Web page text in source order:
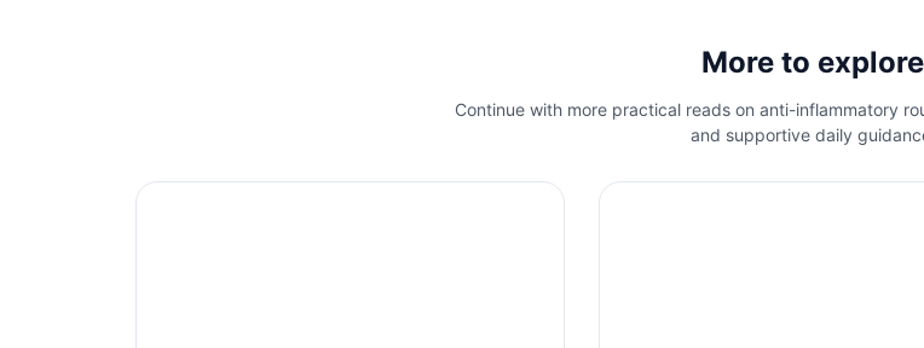
More to explore
Continue with more practical reads on anti-inflammatory
and supportive daily